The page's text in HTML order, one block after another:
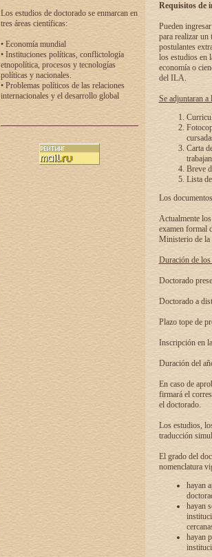
Los estudios de doctorado se enmarcan en
tres áreas científicas:
• Economía mundial
• Instituciones políticas, conflictología
etnopolítica, procesos y tecnologías
políticas y nacionales.
• Problemas políticos de las relaciones
internacionales y el desarrollo global
Requisitos de
Pueden
para realizar un
postulantes
los estudios en
economía o
del ILA.
Se adjuntaran a
Carta
Breve
Lista
Los
Actualmente
examen formal
Ministerio de la
Duración de
Doctorado
Doctorado a
Plazo tope de
Inscripción en
Duración del
En caso de
firmará el
el doctorado.
Los estudios,
traducción
El grado del
nomenclatura
hayan
hayan
hayan